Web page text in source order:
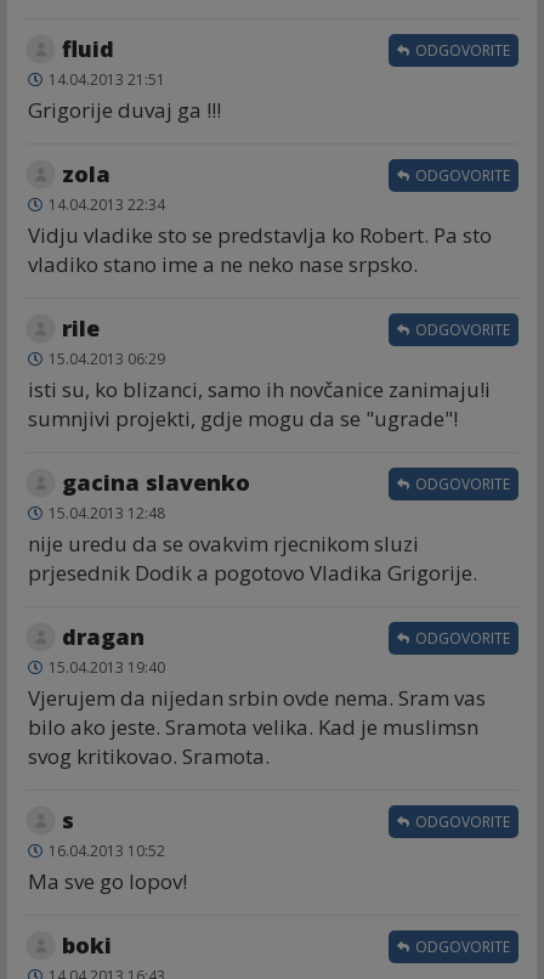
fluid
14.04.2013 21:51
Grigorije duvaj ga !!!
ODGOVORITE
zola
14.04.2013 22:34
Vidju vladike sto se predstavlja ko Robert. Pa sto
vladiko stano ime a ne neko nase srpsko.
ODGOVORITE
rile
15.04.2013 06:29
isti su, ko blizanci, samo ih novčanice zanimaju!i
sumnjivi projekti, gdje mogu da se "ugrade"!
ODGOVORITE
gacina slavenko
15.04.2013 12:48
nije uredu da se ovakvim rjecnikom sluzi
prjesednik Dodik a pogotovo Vladika Grigorije.
ODGOVORITE
dragan
15.04.2013 19:40
Vjerujem da nijedan srbin ovde nema. Sram vas
bilo ako jeste. Sramota velika. Kad je muslimsn
svog kritikovao. Sramota.
ODGOVORITE
s
16.04.2013 10:52
Ma sve go lopov!
ODGOVORITE
boki ODGOVORITE